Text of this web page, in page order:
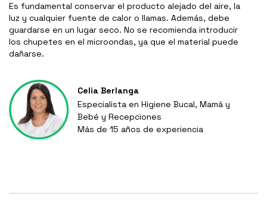
Es fundamental conservar el producto alejado del aire, la
luz y cualquier fuente de calor o llamas. Además, debe
guardarse en un lugar seco. No se recomienda introducir
los chupetes en el microondas, ya que el material puede
dañarse.
Celia Berlanga
Especialista en Higiene Bucal, Mamá y
Bebé y Recepciones
Más de 15 años de experiencia